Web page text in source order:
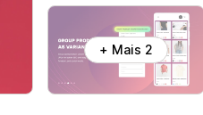
+ Mais 2